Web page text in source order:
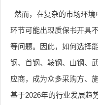
然而，在复杂的市场环
环节可能出现质保书开具
等问题。因此，如何选择
钢、首钢、鞍钢、山钢、
应商，成为众多采购方、
基于2026年的行业发展趋